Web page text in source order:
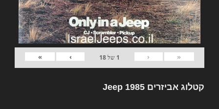
«
‹
1 של18
›
»
קטלוג אביזרים Jeep 1985